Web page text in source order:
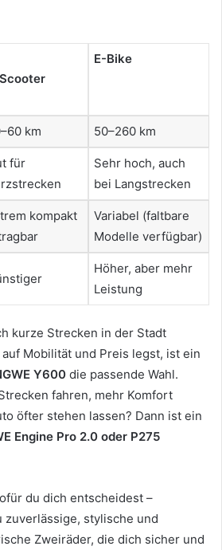
E-Bike
km 50–260 km
für
Sehr hoch, auch
bei Langstrecken
kompakt
Variabel (faltbare
Modelle verfügbar)
Höher, aber mehr
Leistung
kurze Strecken in der Stadt
Mobilität und Preis legst, ist ein
Y600 die passende Wahl.
fahren, mehr Komfort
öfter stehen lassen? Dann ist ein
Engine Pro 2.0 oder P275
du dich entscheidest –
zuverlässige, stylische und
Zweiräder, die dich sicher und